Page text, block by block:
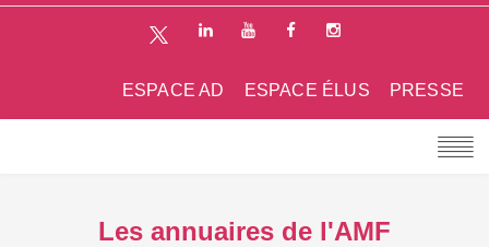
PRESSE
ESPACE ÉLUS
ESPACE AD
Les annuaires de l'AMF